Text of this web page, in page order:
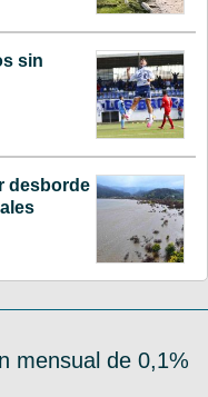
sin
desborde
mensual de 0,1%